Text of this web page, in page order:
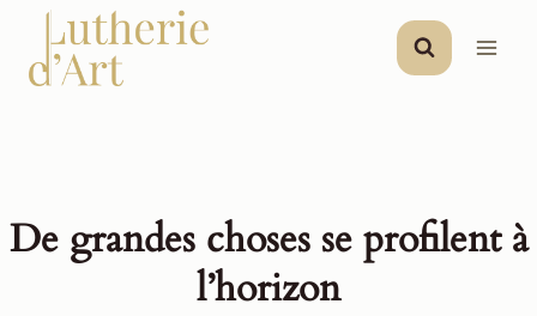
contenu
De grandes choses se profilent à
l’horizon